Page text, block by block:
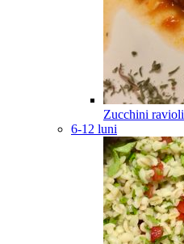
Zucchini ravioli
6-12 luni